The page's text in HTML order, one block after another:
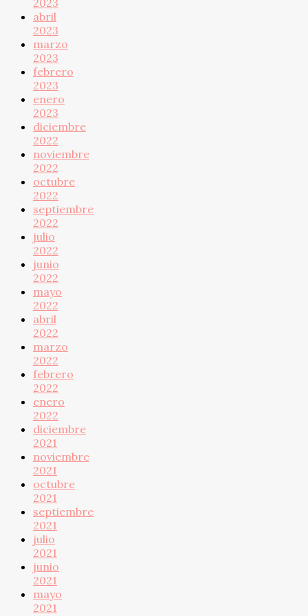
abril
2023
marzo
2023
febrero
2023
enero
2023
diciembre
2022
noviembre
2022
octubre
2022
septiembre
2022
julio
2022
junio
2022
mayo
2022
abril
2022
marzo
2022
febrero
2022
enero
2022
diciembre
2021
noviembre
2021
octubre
2021
septiembre
2021
julio
2021
junio
2021
mayo
2021